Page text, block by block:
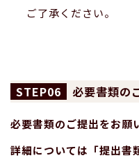
ご了承ください。
06 必要書類の
必要書類のご提出をお願
詳細については「提出書